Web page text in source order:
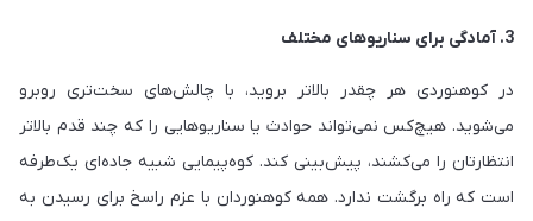
3. آمادگی برای سناریوهای مختلف
در کوهنوردی هر چقدر بالاتر بروید، با چالش‌های سخت‌تری روبرو
می‌شوید. هیچ‌کس نمی‌تواند حوادث یا سناریوهایی را که چند قدم بالاتر
انتظارتان را می‌کشند، پیش‌بینی کند. کوه‌پیمایی شبیه جاده‌ای یک‌طرفه
است که راه برگشت ندارد. همه کوهنوردان با عزم راسخ برای رسیدن به